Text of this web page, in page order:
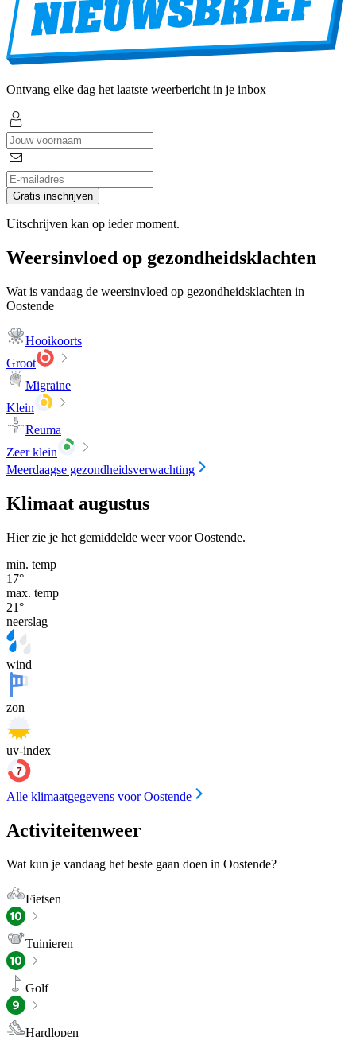
Ontvang elke dag het laatste weerbericht in je inbox
Gratis inschrijven
Uitschrijven kan op ieder moment.
Weersinvloed op gezondheidsklachten
Wat is vandaag de weersinvloed op gezondheidsklachten in
Oostende
Hooikoorts
Groot
Migraine
Klein
Reuma
Zeer klein
Meerdaagse gezondheidsverwachting
Klimaat augustus
Hier zie je het gemiddelde weer voor Oostende.
min. temp
17°
max. temp
21°
neerslag
wind
zon
uv-index
Alle klimaatgegevens voor Oostende
Activiteitenweer
Wat kun je vandaag het beste gaan doen in Oostende?
Fietsen
Tuinieren
Golf
Hardlopen